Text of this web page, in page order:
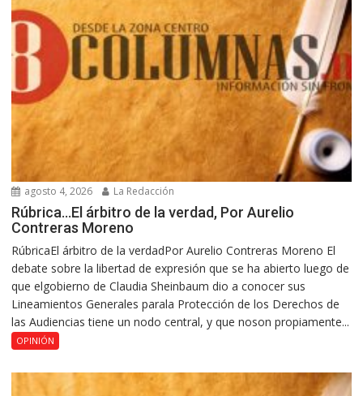
agosto 4, 2026 La Redacción
Rúbrica…El árbitro de la verdad, Por Aurelio
Contreras Moreno
RúbricaEl árbitro de la verdadPor Aurelio Contreras Moreno El
debate sobre la libertad de expresión que se ha abierto luego de
que elgobierno de Claudia Sheinbaum dio a conocer sus
Lineamientos Generales parala Protección de los Derechos de
las Audiencias tiene un nodo central, y que noson propiamente...
OPINIÓN